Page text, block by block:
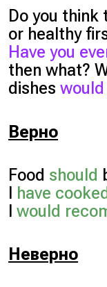
Do you think
or healthy
Have you
then what?
dishes
Верно
Food should
have cooked
Iwould
Неверно